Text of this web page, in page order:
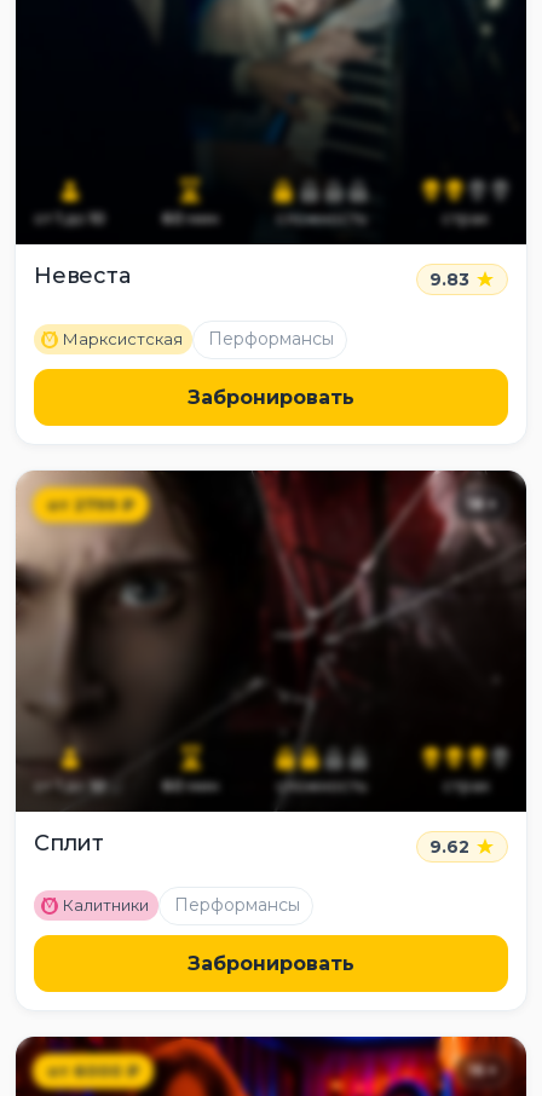
от до10 60мин сложность страх
Невеста 9.83
M Марксистская Перформансы
Забронировать
от2799₽ 18+
от до10 60мин сложность страх
Сплит 9.62
M Калитники Перформансы
Забронировать
от6000₽ 16+